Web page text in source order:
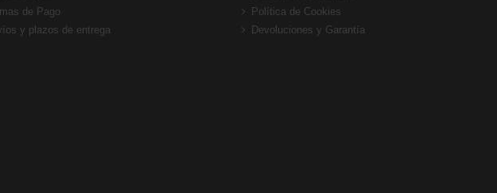
de Pago
y plazos de entrega
Política de Cookies
Devoluciones y Garantía